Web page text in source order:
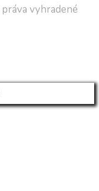
vyhradené